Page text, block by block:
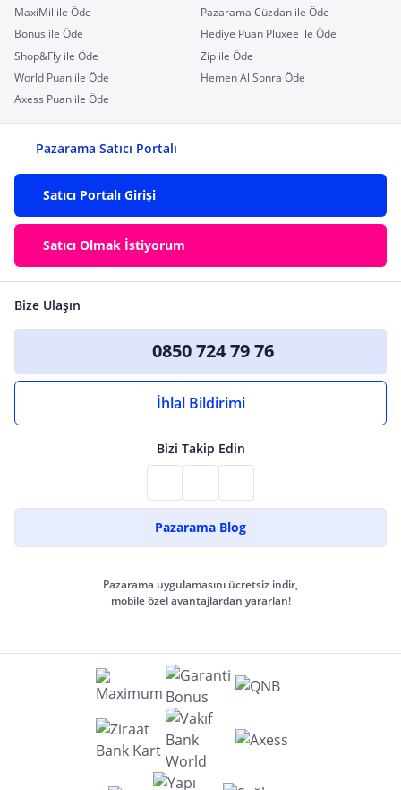
MaxiMil ile Öde
Pazarama Cüzdan ile Öde
Bonus ile Öde
Hediye Puan Pluxee ile Öde
Shop&Fly ile Öde
Zip ile Öde
World Puan ile Öde
Hemen Al Sonra Öde
Axess Puan ile Öde
Pazarama Satıcı Portalı
Satıcı Portalı Girişi
Satıcı Olmak İstiyorum
Bize Ulaşın
0850 724 79 76
İhlal Bildirimi
Bizi Takip Edin
Pazarama Blog
Pazarama uygulamasını ücretsiz indir,
mobile özel avantajlardan yararlan!